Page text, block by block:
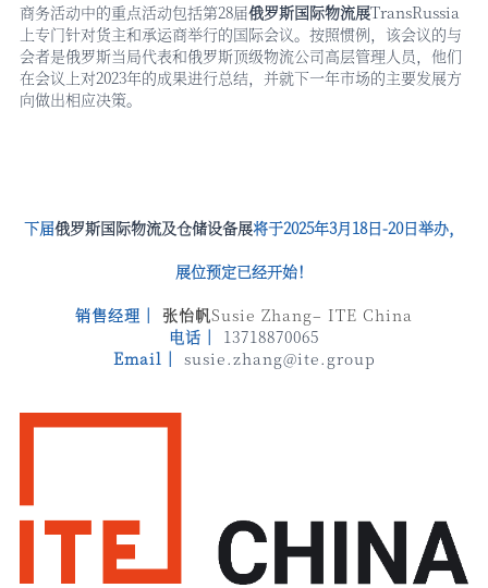
商务活动中的重点活动包括第28届俄罗斯国际物流展TransRussia
上专门针对货主和承运商举行的国际会议。按照惯例，该会议的与
会者是俄罗斯当局代表和俄罗斯顶级物流公司高层管理人员，他们
在会议上对2023年的成果进行总结，并就下一年市场的主要发展方
向做出相应决策。
下届俄罗斯国际物流及仓储设备展将于2025年3月18日-20日举办，
展位预定已经开始！
销售经理｜ 张怡帆Susie Zhang– ITE China
电话｜
13718870065
Email｜ susie.zhang@ite.group